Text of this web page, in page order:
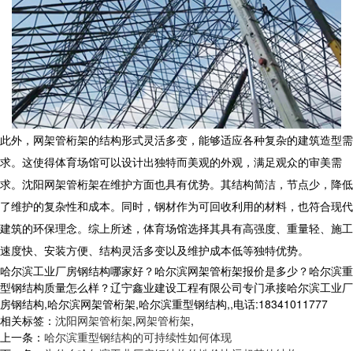
此外， 网架管桁架的结构形式灵活多变，能够适应各种复杂的建筑造型需
求。这使得体育场馆可以设计出独特而美观的外观，满足观众的审美需
求。沈阳网架管桁架在维护方面也具有优势。其结构简洁，节点少，降低
了维护的复杂性和成本。同时，钢材作为可回收利用的材料，也符合现代
建筑的环保理念。综上所述，体育场馆选择其具有高强度、重量轻、施工
速度快、安装方便、结构灵活多变以及维护成本低等独特优势。
哈尔滨工业厂房钢结构哪家好？哈尔滨网架管桁架报价是多少？哈尔滨重
型钢结构质量怎么样？辽宁鑫业建设工程有限公司专门承接哈尔滨工业厂
房钢结构,哈尔滨网架管桁架,哈尔滨重型钢结构,,电话:18341011777
相关标签： 沈阳网架管桁架,网架管桁架,
上一条： 哈尔滨重型钢结构的可持续性如何体现